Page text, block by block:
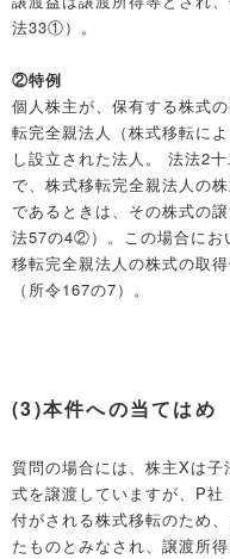
法33①）。
②特例
個人株主が、保有する株式
転完全親法人（株式移転に
し設立された法人。 法法2
で、株式移転完全親法人の
であるときは、その株式の
法57の4②）。この場合にお
移転完全親法人の株式の取
（所令167の7）。
(3)本件への当てはめ
質問の場合には、株主Xは
式を譲渡していますが、P
付がされる株式移転のため
たものとみなされ、譲渡所